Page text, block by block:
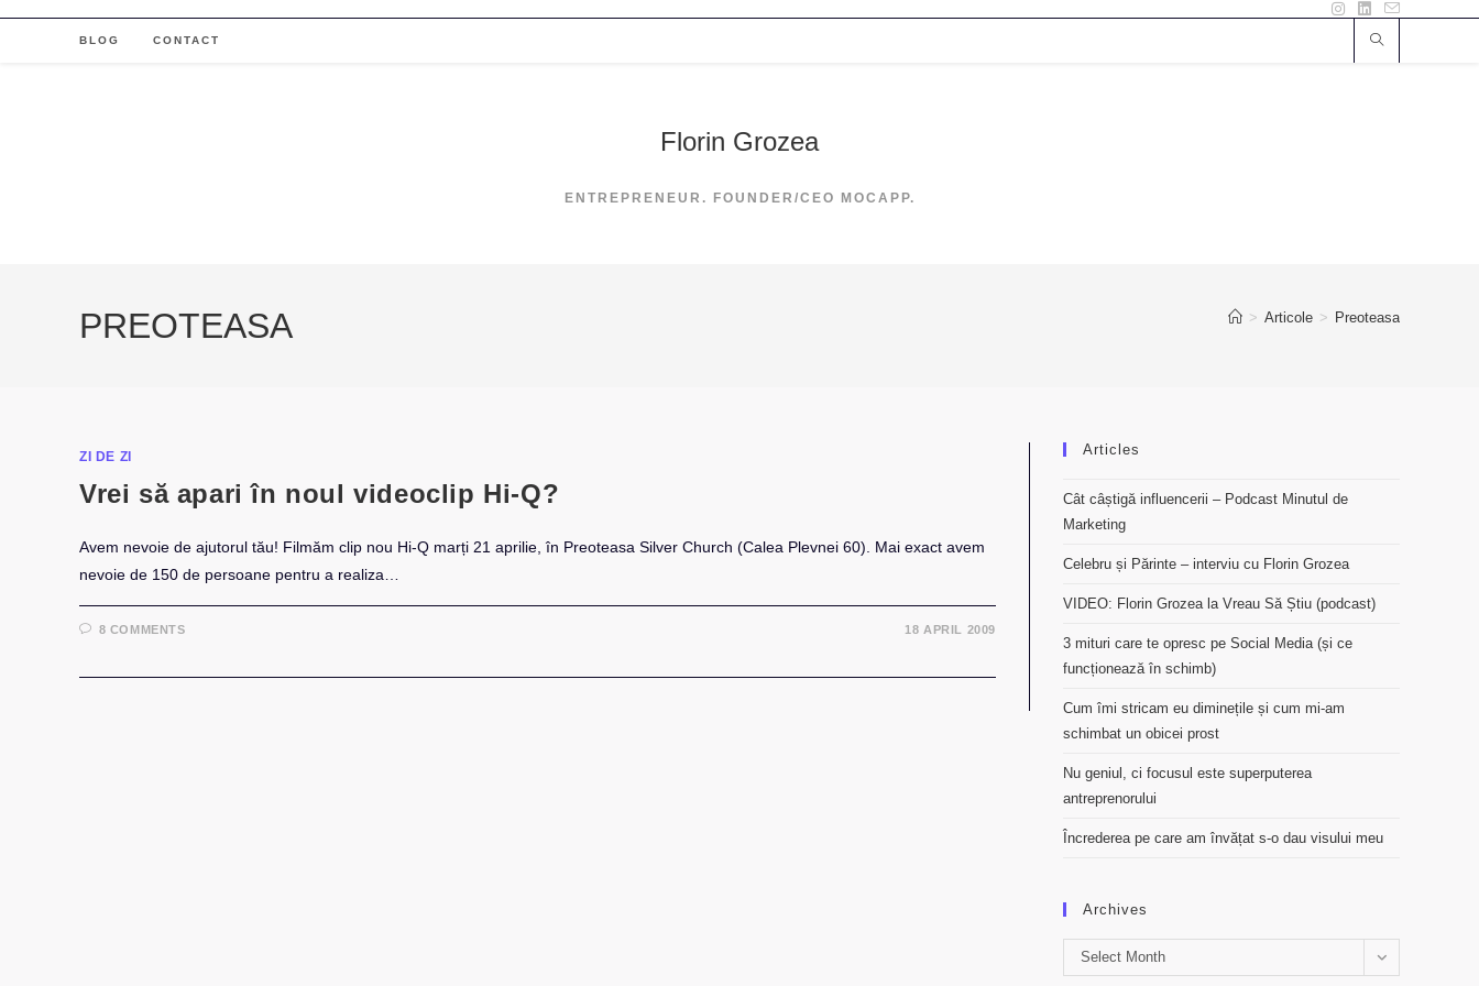
BLOG CONTACT
Florin Grozea
ENTREPRENEUR. FOUNDER/CEO MOCAPP.
PREOTEASA > Articole > Preoteasa
ZI DE ZI
Vrei să apari în noul videoclip Hi-Q?
Avem nevoie de ajutorul tău! Filmăm clip nou Hi-Q marți 21 aprilie, în Preoteasa Silver Church (Calea Plevnei 60). Mai exact avem
nevoie de 150 de persoane pentru a realiza…
8 COMMENTS 18 APRIL 2009
Articles
Cât câștigă influencerii – Podcast Minutul de
Marketing
Celebru și Părinte – interviu cu Florin Grozea
VIDEO: Florin Grozea la Vreau Să Știu (podcast)
3 mituri care te opresc pe Social Media (și ce
funcționează în schimb)
Cum îmi stricam eu diminețile și cum mi-am
schimbat un obicei prost
Nu geniul, ci focusul este superputerea
antreprenorului
Încrederea pe care am învățat s-o dau visului meu
Archives
Archives
Select Month